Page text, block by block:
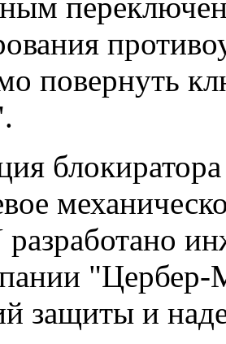
повернуть
блокиратора
"Цербер-
защиты и